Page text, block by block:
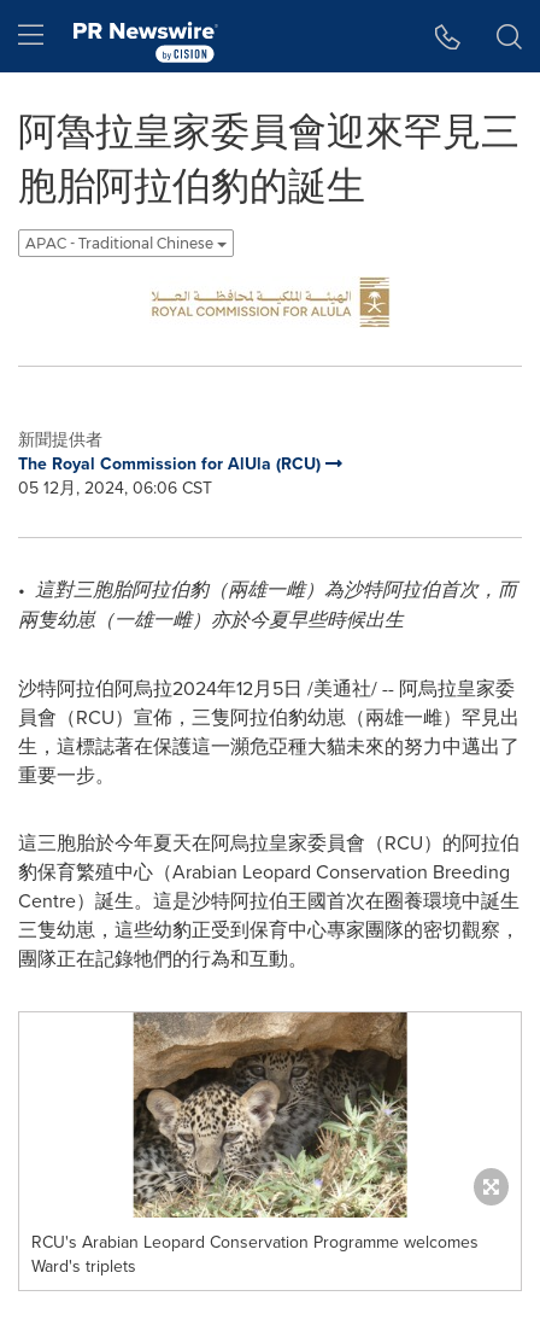
Hamburger menu
阿魯拉皇家委員會迎來罕見三
胞胎阿拉伯豹的誕生
APAC - Traditional Chinese
新聞提供者
The Royal Commission for AlUla (RCU)
05 12月, 2024, 06:06 CST
• 這對三胞胎阿拉伯豹（兩雄一雌）為沙特阿拉伯首次，而
兩隻幼崽（一雄一雌）亦於今夏早些時候出生
沙特阿拉伯阿烏拉2024年12月5日 /美通社/ -- 阿烏拉皇家委
員會（RCU）宣佈，三隻阿拉伯豹幼崽（兩雄一雌）罕見出
生，這標誌著在保護這一瀕危亞種大貓未來的努力中邁出了
重要一步。
這三胞胎於今年夏天在阿烏拉皇家委員會（RCU）的阿拉伯
豹保育繁殖中心（Arabian Leopard Conservation Breeding
Centre）誕生。這是沙特阿拉伯王國首次在圈養環境中誕生
三隻幼崽，這些幼豹正受到保育中心專家團隊的密切觀察，
團隊正在記錄牠們的行為和互動。
RCU's Arabian Leopard Conservation Programme welcomes
Ward's triplets